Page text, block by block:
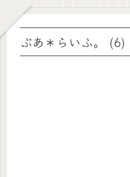
ぶあ＊らいふ。 (6)